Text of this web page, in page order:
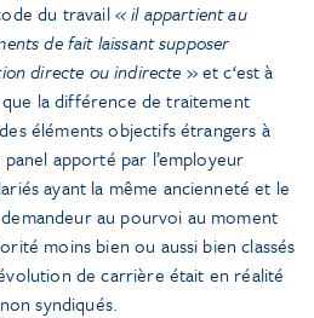
du travail« il appartient au
de fait laissant supposer
directe ou indirecte » et c‘est à
la différence de traitement
éléments objectifs étrangers à
apporté par l’employeur
ayant la même ancienneté et le
au pourvoi au moment
moins bien ou aussi bien classés
de carrière était en réalité
syndiqués.